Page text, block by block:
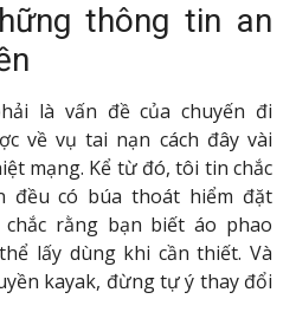
thông tin an
là vấn đề của chuyến đi
về vụ tai nạn cách đây vài
mạng. Kể từ đó, tôi tin chắc
đều có búa thoát hiểm đặt
rằng bạn biết áo phao
lấy dùng khi cần thiết. Và
kayak, đừng tự ý thay đổi